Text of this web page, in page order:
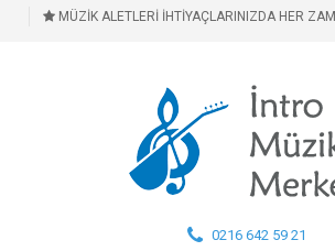
MÜZİK ALETLERİ İHTİYAÇLARINIZDA HER
0216 642 59 21